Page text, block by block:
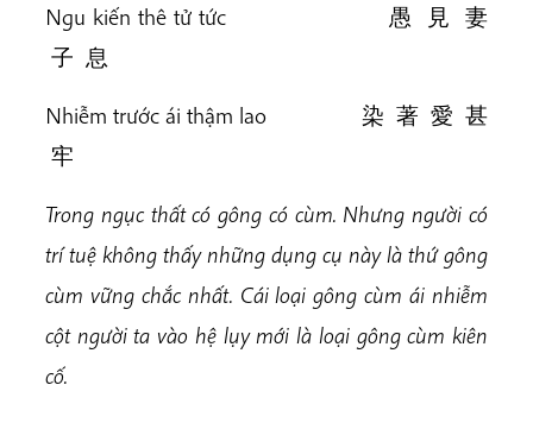
Ngu kiến thê tử tức 愚 見 妻
子 息
Nhiễm trước ái thậm lao 染 著 愛 甚
牢
Trong ngục thất có gông có cùm. Nhưng người có
trí tuệ không thấy những dụng cụ này là thứ gông
cùm vững chắc nhất. Cái loại gông cùm ái nhiễm
cột người ta vào hệ lụy mới là loại gông cùm kiên
cố.